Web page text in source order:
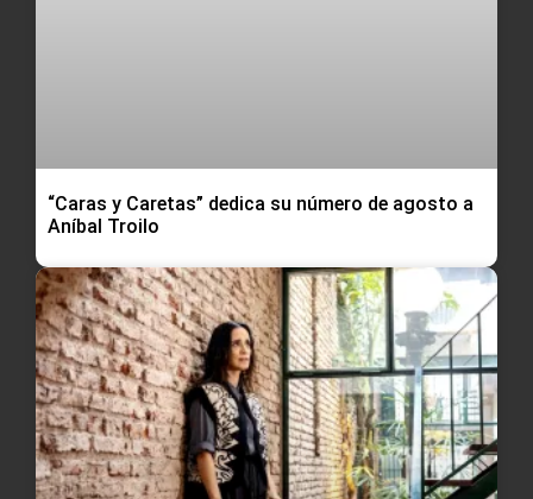
“Caras y Caretas” dedica su número de agosto a
Aníbal Troilo